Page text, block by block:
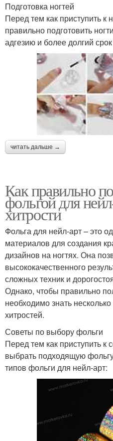
Подготовка ногтей
Перед тем как приступить
правильно подготовить
адгезию и более долгий
читать дальше →
Как правильно
фольгой для
хитрости
Фольга для нейл-арт – это
материалов для создания
дизайнов на ногтях. Она
высококачественного
сложных техник и
Однако, чтобы правильно
необходимо знать
хитростей.
Советы по выбору фольги
Перед тем как приступить
выбрать подходящую
типов фольги для нейл-арт: